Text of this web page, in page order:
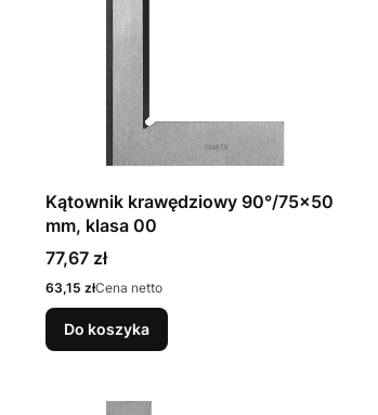
Kątownik krawędziowy 90°/75x50
mm, klasa 00
Cena
77,67 zł
Cena
63,15 złCena netto
Do koszyka